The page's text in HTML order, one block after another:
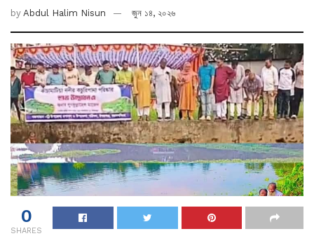
by Abdul Halim Nisun জুন ১৪, ২০২৬
0
SHARES